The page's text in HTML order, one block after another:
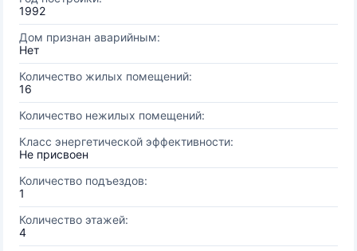
1992
Дом признан аварийным:
Нет
Количество жилых помещений:
16
Количество нежилых помещений:
Класс энергетической эффективности:
Не присвоен
Количество подъездов:
1
Количество этажей:
4